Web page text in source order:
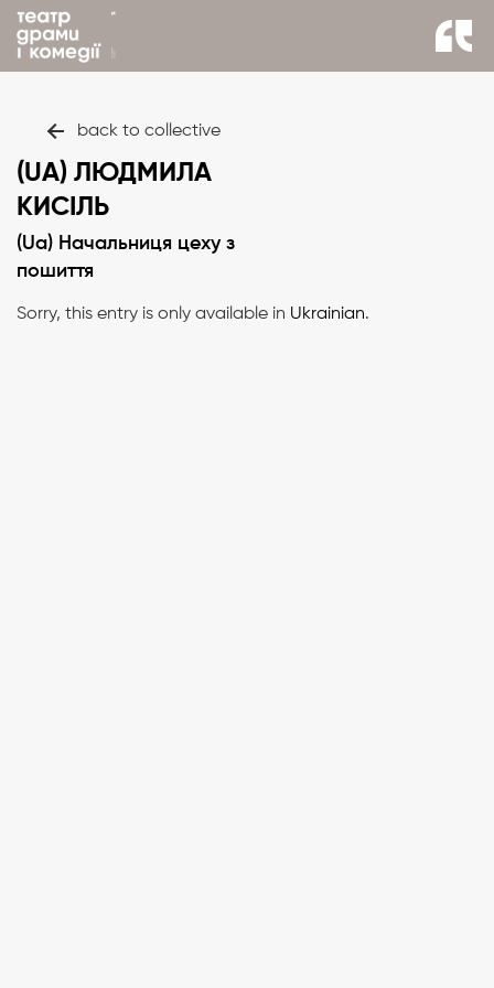
back to collective
(UA) ЛЮДМИЛА
КИСІЛЬ
(Ua) Начальниця цеху з
пошиття
Sorry, this entry is only available in Ukrainian.